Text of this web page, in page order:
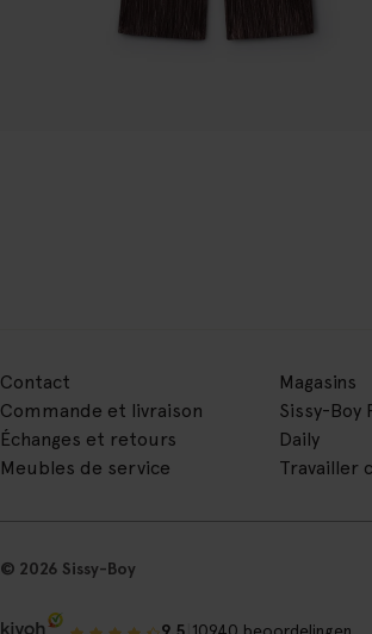
Contact
Commande et livraison
Échanges et retours
Meubles de service
Magasins
Sissy-Boy
Daily
Travailler
© 2026 Sissy-Boy